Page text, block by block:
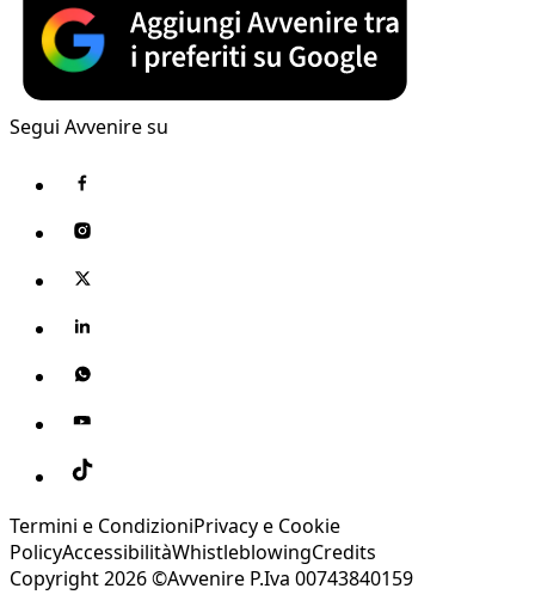
Segui Avvenire su
Termini e CondizioniPrivacy e Cookie
PolicyAccessibilitàWhistleblowingCredits
Copyright 2026 ©Avvenire P.Iva 00743840159